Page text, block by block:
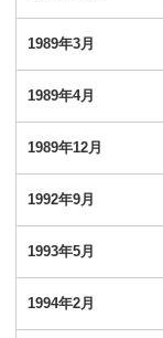
1989年3月
1989年4月
1989年12月
1992年9月
1993年5月
1994年2月